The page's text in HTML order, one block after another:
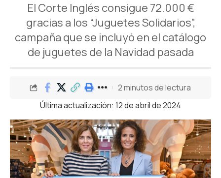
El Corte Inglés consigue 72.000 €
gracias a los “Juguetes Solidarios”,
campaña que se incluyó en el catálogo
de juguetes de la Navidad pasada
Última actualización: 12 de abril de 2024
2 minutos de lectura